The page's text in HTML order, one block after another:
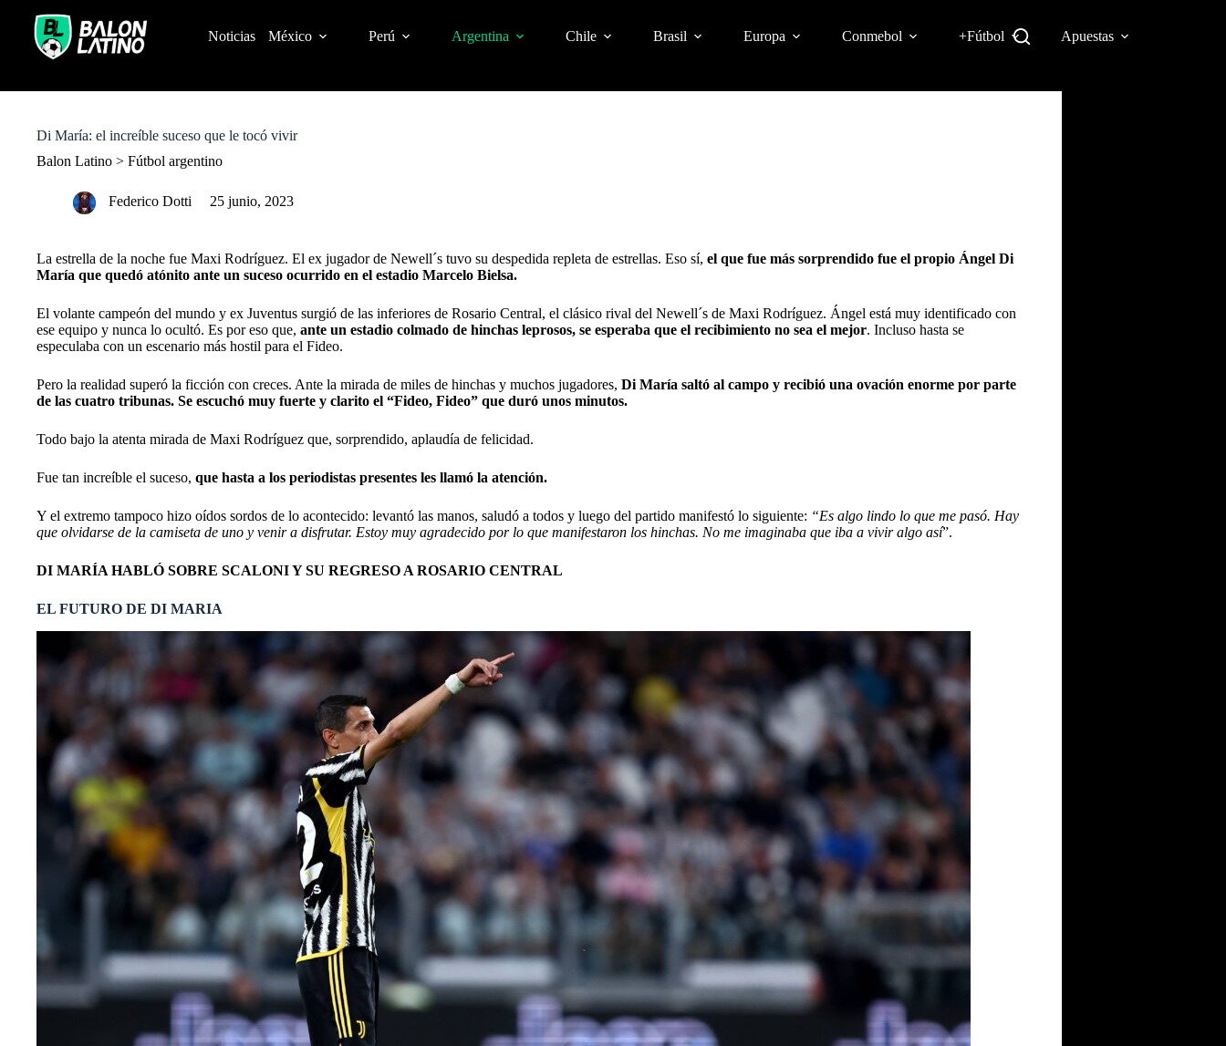
o
Noticias México Perú Argentina Chile Brasil Europa Conmebol +Fútbol Apuestas
Di María: el increíble suceso que le tocó vivir
Balon Latino > Fútbol argentino
Federico Dotti 25 junio, 2023
La estrella de la noche fue Maxi Rodríguez. El ex jugador de Newell´s tuvo su despedida repleta de estrellas. Eso sí, el que fue más sorprendido fue el propio Ángel Di
María que quedó atónito ante un suceso ocurrido en el estadio Marcelo Bielsa.
El volante campeón del mundo y ex Juventus surgió de las inferiores de Rosario Central, el clásico rival del Newell´s de Maxi Rodríguez. Ángel está muy identificado con
ese equipo y nunca lo ocultó. Es por eso que, ante un estadio colmado de hinchas leprosos, se esperaba que el recibimiento no sea el mejor. Incluso hasta se
especulaba con un escenario más hostil para el Fideo.
Pero la realidad superó la ficción con creces. Ante la mirada de miles de hinchas y muchos jugadores, Di María saltó al campo y recibió una ovación enorme por parte
de las cuatro tribunas. Se escuchó muy fuerte y clarito el “Fideo, Fideo” que duró unos minutos.
Todo bajo la atenta mirada de Maxi Rodríguez que, sorprendido, aplaudía de felicidad.
Fue tan increíble el suceso, que hasta a los periodistas presentes les llamó la atención.
Y el extremo tampoco hizo oídos sordos de lo acontecido: levantó las manos, saludó a todos y luego del partido manifestó lo siguiente: “Es algo lindo lo que me pasó. Hay
que olvidarse de la camiseta de uno y venir a disfrutar. Estoy muy agradecido por lo que manifestaron los hinchas. No me imaginaba que iba a vivir algo así”.
DI MARÍA HABLÓ SOBRE SCALONI Y SU REGRESO A ROSARIO CENTRAL
EL FUTURO DE DI MARIA